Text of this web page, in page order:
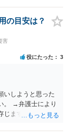
からどの時点で打
めて良いと思いま
て客観的にも条件
したことが記録
より動画を削除
まずは動画の配信
削除請求の通
よいと考えま
の目安は？
害
役にたった 3
いしようと思った
。 →弁護士により
じます。